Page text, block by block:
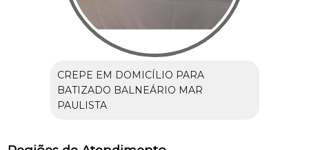
CREPE EM DOMICÍLIO PARA
BATIZADO BALNEÁRIO MAR
PAULISTA